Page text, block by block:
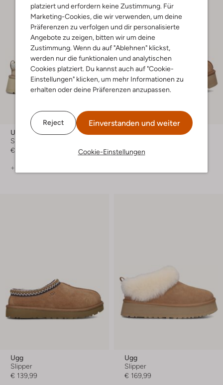
platziert und erfordern keine Zustimmung. Für
Marketing-Cookies, die wir verwenden, um deine
Präferenzen zu verfolgen und dir personalisierte
Angebote zu zeigen, bitten wir um deine
Zustimmung. Wenn du auf "Ablehnen" klickst,
werden nur die funktionalen und analytischen
Cookies platziert. Du kannst auch auf "Cookie-
Einstellungen" klicken, um mehr Informationen zu
erhalten oder deine Präferenzen anzupassen.
Reject Einverstanden und weiter
Cookie-Einstellungen
Ugg
Slipper
€ 149,99
+ mehr farben
€ 149,99
Ugg
Slipper
€ 139,99
Ugg
Slipper
€ 169,99